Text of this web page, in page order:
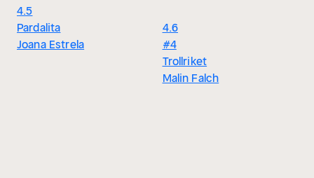
4.5
Pardalita
Joana Estrela
4.6
#4
Trollriket
Malin Falch